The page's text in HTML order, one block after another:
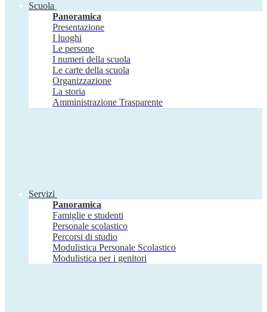
Scuola
Panoramica
Presentazione
I luoghi
Le persone
I numeri della scuola
Le carte della scuola
Organizzazione
La storia
Amministrazione Trasparente
Servizi
Panoramica
Famiglie e studenti
Personale scolastico
Percorsi di studio
Modulistica Personale Scolastico
Modulistica per i genitori